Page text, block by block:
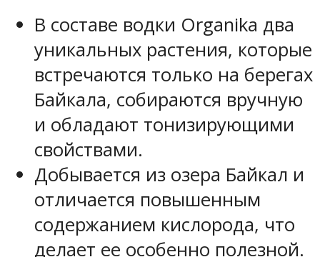
В составе водки Organika два
уникальных растения, которые
встречаются только на берегах
Байкала, собираются вручную
и обладают тонизирующими
свойствами.
Добывается из озера Байкал и
отличается повышенным
содержанием кислорода, что
делает ее особенно полезной.